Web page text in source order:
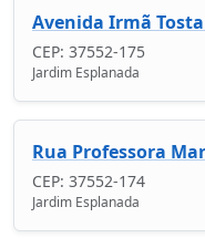
Avenida Irmã
CEP: 37552-175
Jardim Esplanada
Rua Professora
CEP: 37552-174
Jardim Esplanada